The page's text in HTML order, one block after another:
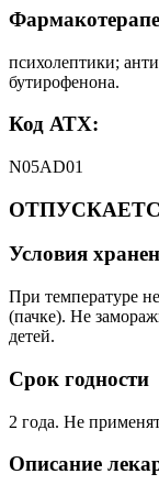
психолептики;
бутирофенона.
Код АТХ:
N05AD01
Условия
При температуре
(пачке). Не
детей.
Срок годности
2 года. Не
Описание